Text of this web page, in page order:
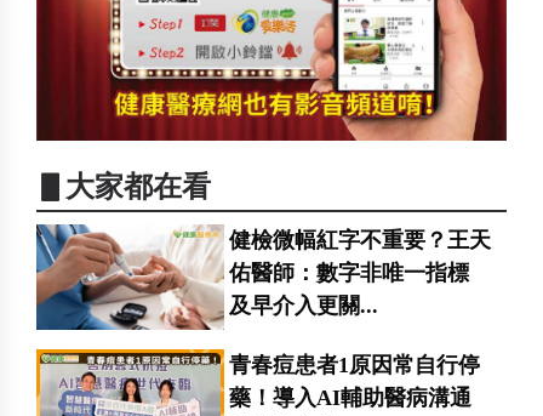
▋大家都在看
健檢微幅紅字不重要？王天
佑醫師：數字非唯一指標
及早介入更關...
青春痘患者1原因常自行停
藥！導入AI輔助醫病溝通